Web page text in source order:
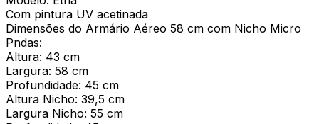
Com pintura UV acetinada
Dimensões do Armário Aéreo 58 cm com Nicho Micro
Pndas:
Altura: 43 cm
Largura: 58 cm
Profundidade: 45 cm
Altura Nicho: 39,5 cm
Largura Nicho: 55 cm